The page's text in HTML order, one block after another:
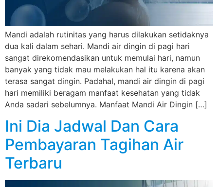
Mandi adalah rutinitas yang harus dilakukan setidaknya
dua kali dalam sehari. Mandi air dingin di pagi hari
sangat direkomendasikan untuk memulai hari, namun
banyak yang tidak mau melakukan hal itu karena akan
terasa sangat dingin. Padahal, mandi air dingin di pagi
hari memiliki beragam manfaat kesehatan yang tidak
Anda sadari sebelumnya. Manfaat Mandi Air Dingin […]
Ini Dia Jadwal Dan Cara
Pembayaran Tagihan Air
Terbaru